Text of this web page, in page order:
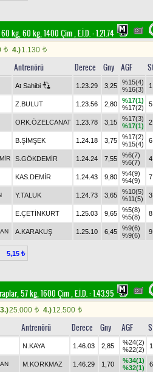
kg, 60 kg, 1400 Çim,E.İ.D. :1.21.74
t 4.)1.130 t
Antrenörü Derece Gny AGF
At Sahibi 1.23.29 3,25
%15(4)
%16(3)
1
Z.BULUT 1.23.56 2,80
%17(1)
%17(2)
5
ORK.ÖZELCANAT 1.23.78 3,15
%17(3)
%17(1)
2
B.ŞİMŞEK 1.24.18 3,75
%17(2)
%15(4)
6
S.GÖKDEMİR 1.24.24 7,55
%6(7)
%6(7)
4
KAS.DEMİR 1.24.43 9,80
%4(9)
%4(9)
7
Y.TALUK 1.24.73 3,65
%10(5)
%11(5)
3
E.ÇETİNKURT 1.25.03 9,65
%5(8)
%5(8)
8
A.KARAKUŞ 1.25.10 6,45
%9(6)
%9(6)
9
5,15 ₺
57 kg, 1600 Çim,E.İ.D. :1.43.95
3.)25.000 t 4.)12.500 t
Antrenörü Derece Gny AGF
N.KAYA 1.46.03 2,85
%24(2)
%22(2)
1
M.KORKMAZ 1.46.29 1,70
%34(1)
%32(1)
6